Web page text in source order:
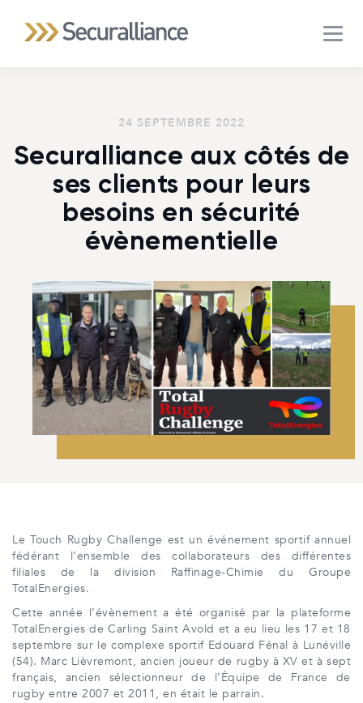
24 SEPTEMBRE 2022
Securalliance aux côtés de
ses clients pour leurs
besoins en sécurité
évènementielle
Le Touch Rugby Challenge est un événement sportif annuel
fédérant l’ensemble des collaborateurs des différentes
filiales de la division Raffinage-Chimie du Groupe
TotalEnergies.
Cette année l’évènement a été organisé par la plateforme
TotalEnergies de Carling Saint Avold et a eu lieu les 17 et 18
septembre sur le complexe sportif Edouard Fénal à Lunéville
(54). Marc Lièvremont, ancien joueur de rugby à XV et à sept
français, ancien sélectionneur de l’Équipe de France de
rugby entre 2007 et 2011, en était le parrain.